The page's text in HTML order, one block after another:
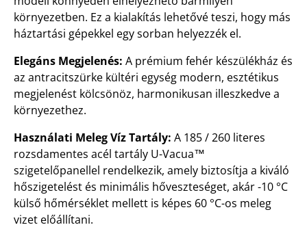
környezetben. Ez a kialakítás lehetővé teszi, hogy más
háztartási gépekkel egy sorban helyezzék el.
Elegáns Megjelenés: A prémium fehér készülékház és
az antracitszürke kültéri egység modern, esztétikus
megjelenést kölcsönöz, harmonikusan illeszkedve a
környezethez.
Használati Meleg Víz Tartály: A 185 / 260 literes
rozsdamentes acél tartály U-Vacua™
szigetelőpanellel rendelkezik, amely biztosítja a kiváló
hőszigetelést és minimális hőveszteséget, akár -10 °C
külső hőmérséklet mellett is képes 60 °C-os meleg
vizet előállítani.